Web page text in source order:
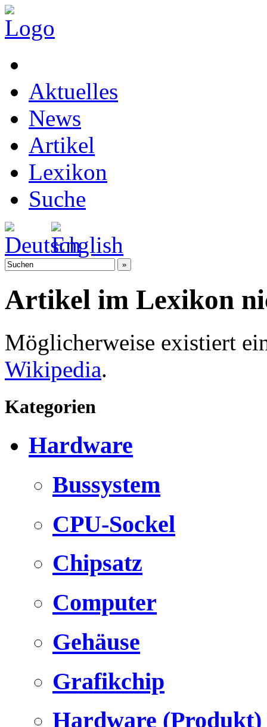
Aktuelles
News
Artikel
Lexikon
Suche
Artikel im Lexikon
Möglicherweise existiert
Wikipedia.
Kategorien
Hardware
Bussystem
CPU-Sockel
Chipsatz
Computer
Gehäuse
Grafikchip
Hardware (Produkt)